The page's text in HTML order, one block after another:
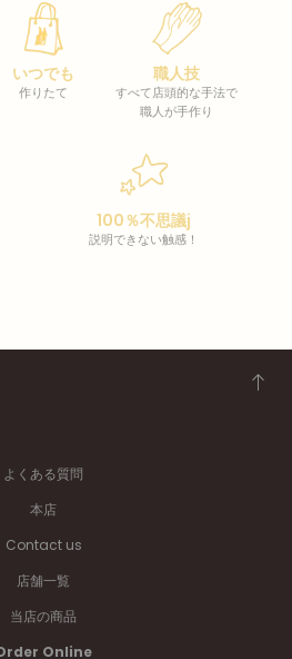
いつでも
作りたて
職人技
すべて店頭的な手法で
職人が手作り
100％不思議j
説明できない触感！
よくある質問
本店
Contact us
店舗一覧
当店の商品
Online